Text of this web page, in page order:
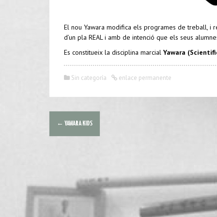
El nou Yawara modifica els programes de treball, i
d’un pla REAL i amb de intenció que els seus
Es constitueix la disciplina marcial Yawara
Sin categoría enlace permanente
a
g
← YAWARA KIDS